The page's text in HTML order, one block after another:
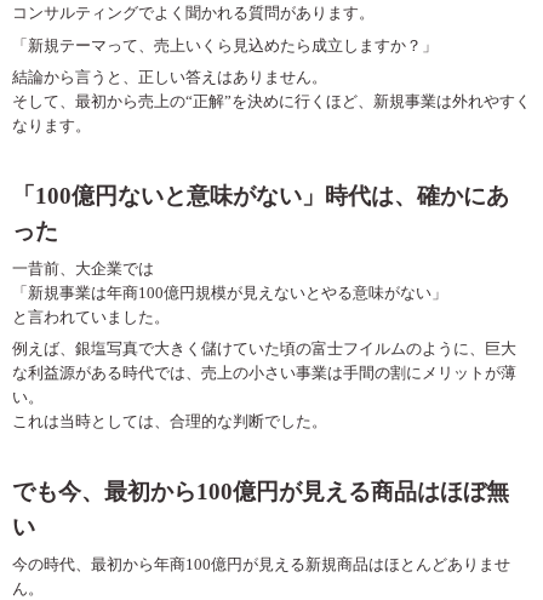
コンサルティングでよく聞かれる質問があります。
「新規テーマって、売上いくら見込めたら成立しますか？」
結論から言うと、正しい答えはありません。
そして、最初から売上の“正解”を決めに行くほど、新規事業は外れやすく
なります。
「 100億円ないと意味がない」時代は、確かにあ
った
一昔前、大企業では
「新規事業は年商100億円規模が見えないとやる意味がない」
と言われていました。
例えば、銀塩写真で大きく儲けていた頃の富士フイルムのように、巨大
な利益源がある時代では、売上の小さい事業は手間の割にメリットが薄
い。
これは当時としては、合理的な判断でした。
でも今、最初から100億円が見える商品はほぼ無
い
今の時代、最初から年商100億円が見える新規商品はほとんどありませ
ん。